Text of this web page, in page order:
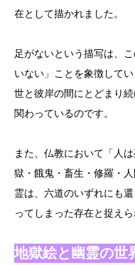
在として描かれました。
足がないという描写は、
いない」ことを象徴して
世と彼岸の間にとどまり
関わっているのです。
また、仏教において「人
獄・餓鬼・畜生・修羅・
霊は、六道のいずれにも
ってしまった存在と捉え
地獄絵と幽霊の世